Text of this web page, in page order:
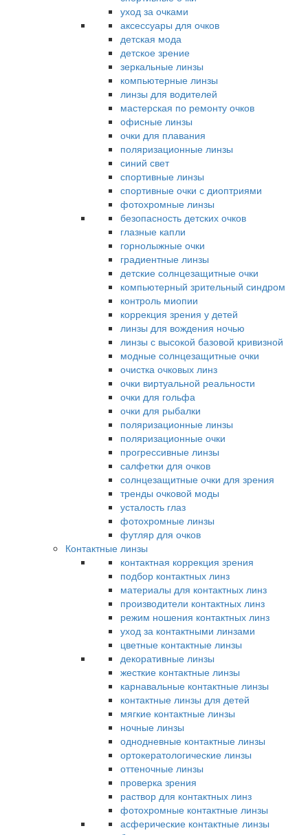
уход за очками
аксессуары для очков
детская мода
детское зрение
зеркальные линзы
компьютерные линзы
линзы для водителей
мастерская по ремонту очков
офисные линзы
очки для плавания
поляризационные линзы
синий свет
спортивные линзы
спортивные очки с диоптриями
фотохромные линзы
безопасность детских очков
глазные капли
горнолыжные очки
градиентные линзы
детские солнцезащитные очки
компьютерный зрительный синдром
контроль миопии
коррекция зрения у детей
линзы для вождения ночью
линзы с высокой базовой кривизной
модные солнцезащитные очки
очистка очковых линз
очки виртуальной реальности
очки для гольфа
очки для рыбалки
поляризационные линзы
поляризационные очки
прогрессивные линзы
салфетки для очков
солнцезащитные очки для зрения
тренды очковой моды
усталость глаз
фотохромные линзы
футляр для очков
Контактные линзы
контактная коррекция зрения
подбор контактных линз
материалы для контактных линз
производители контактных линз
режим ношения контактных линз
уход за контактными линзами
цветные контактные линзы
декоративные линзы
жесткие контактные линзы
карнавальные контактные линзы
контактные линзы для детей
мягкие контактные линзы
ночные линзы
однодневные контактные линзы
ортокератологические линзы
оттеночные линзы
проверка зрения
раствор для контактных линз
фотохромные контактные линзы
асферические контактные линзы